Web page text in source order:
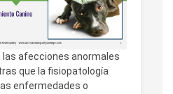
las afecciones anormales
que la fisiopatología
enfermedades o